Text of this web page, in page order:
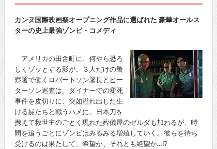
カンヌ国際映画祭オープニング作品に選ばれた 豪華オールス
ターの史上最強ゾンビ・コメディ
アメリカの田舎町に、何やら恐ろ
しくゾッとする影が。３人だけの警
察署で働くロバートソン署長とピー
ターソン巡査は、ダイナーでの変死
事件を皮切りに、突如溢れ出した生
ける屍たちと戦うハメに。日本刀を
携えて救世主のごとく現れた葬儀屋のゼルダも加わるが、時
間を追うごとにゾンビはみるみる増殖していく。彼らを待ち
受けるのは果たして、希望か、それとも絶望か…!?